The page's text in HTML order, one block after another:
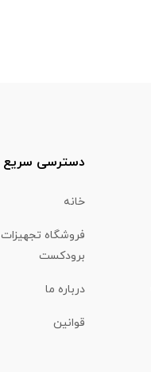
دسترسی سریع
خانه
فروشگاه تجهیزات
برودکست
درباره ما
قوانین